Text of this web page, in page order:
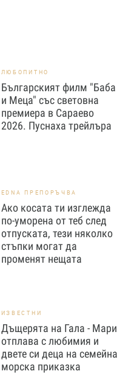
ЛЮБОПИТНО
Българският филм "Баба
и Меца" със световна
премиера в Сараево
2026. Пуснаха трейлъра
EDNA ПРЕПОРЪЧВА
Ако косата ти изглежда
по-уморена от теб след
отпуската, тези няколко
стъпки могат да
променят нещата
ИЗВЕСТНИ
Дъщерята на Гала - Мари
отплава с любимия и
двете си деца на семейна
морска приказка